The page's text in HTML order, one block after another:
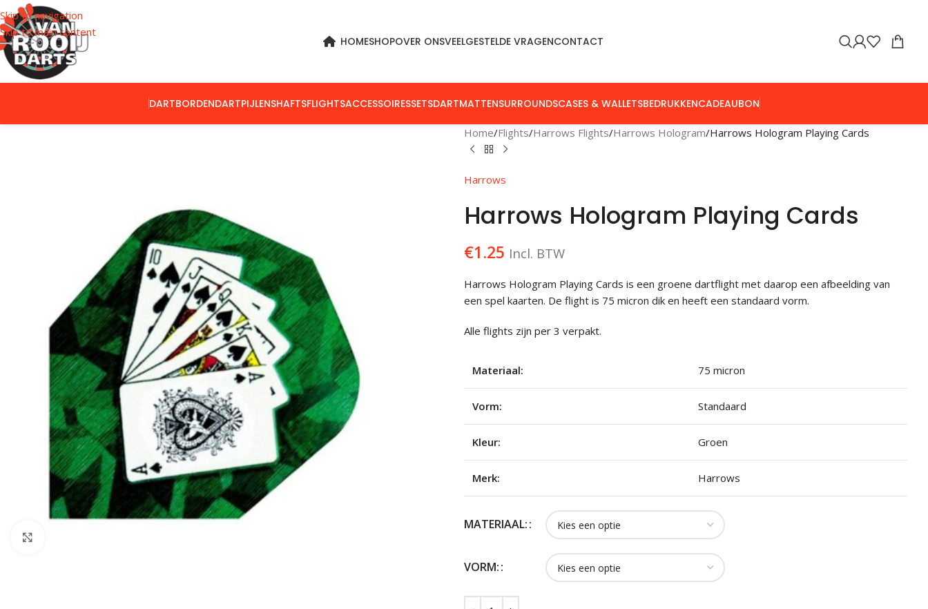
Skip to navigation
Skip to main content
HOMESHOPOVER ONSVEELGESTELDE VRAGENCONTACT
DARTBORDENDARTPIJLENSHAFTSFLIGHTSACCESSOIRESSETSDARTMATTENSURROUNDSCASES & WALLETSBEDRUKKENCADEAUBON
Home Flights Harrows Flights Harrows Hologram Harrows Hologram Playing Cards
Harrows
Harrows Hologram Playing Cards
€1.25 Incl. BTW
Harrows Hologram Playing Cards is een groene dartflight met daarop een afbeelding van
een spel kaarten. De flight is 75 micron dik en heeft een standaard vorm.
Alle flights zijn per 3 verpakt.
Materiaal: 75 micron
Vorm: Standaard
Kleur: Groen
Merk: Harrows
MATERIAAL:
VORM: